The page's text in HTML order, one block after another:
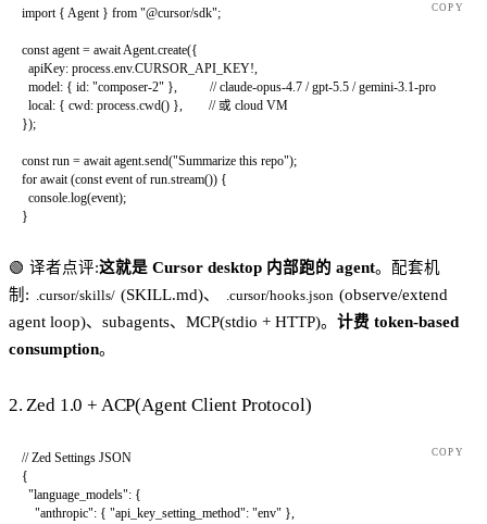
import { Agent } from "@cursor/sdk";
const agent = await Agent. create({
  apiKey: process.env.
CURSOR_API_KEY!
  model: { id:
"composer-2" }, // claude-opus-4.7 / gpt-5.5 / gemini-3.1-pro
  local: { cwd: process.
cwd() }, // 或 cloud VM
});
const run = await agent. send("Summarize this repo");
for await (const event of run. stream()) {
  console.
log(event);
}
COPY
🟢 译者点评:这就是 Cursor desktop 内部跑的 agent。配套机
制: .cursor/skills/ (SKILL.md)、 .cursor/hooks.json (observe/extend
agent loop)、subagents、MCP(stdio + HTTP)。 计费 token-based
consumption。
2. Zed 1.0 + ACP(Agent Client Protocol)
// Zed Settings JSON
{
  "language_models"
: {
    "anthropic"
: { "api_key_setting_method": "env" },
COPY